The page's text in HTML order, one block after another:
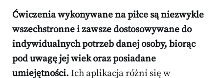
Ćwiczenia wykonywane na piłce są niezwykle
wszechstronne i zawsze dostosowywane do
indywidualnych potrzeb danej osoby, biorąc
pod uwagę jej wiek oraz posiadane
umiejętności. Ich aplikacja różni się w